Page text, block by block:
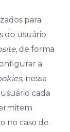
para
do usuário
, de forma
a
, nessa
cada
no caso de